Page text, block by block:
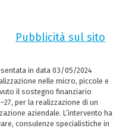
Pubblicità sul sito
in data 03/05/2024
nelle micro, piccole e
il sostegno finanziario
per la realizzazione di un
aziendale. L’intervento ha
consulenze specialistiche in